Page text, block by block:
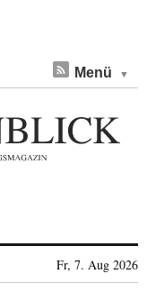
Menü
Fr, 7. Aug 2026